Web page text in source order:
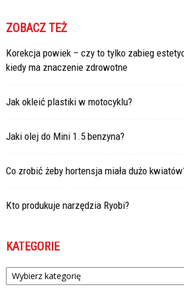
ZOBACZ TEŻ
Korekcja powiek – czy to tylko zabieg
kiedy ma znaczenie zdrowotne
Jak okleić plastiki w motocyklu?
Jaki olej do Mini 1.5 benzyna?
Co zrobić żeby hortensja miała dużo
Kto produkuje narzędzia Ryobi?
KATEGORIE
Kategorie